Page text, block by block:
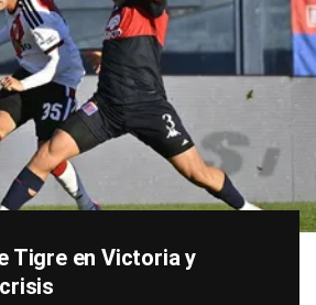
Tigre en Victoria y